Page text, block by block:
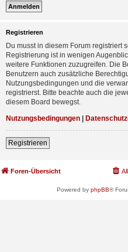
Registrieren
Du musst in diesem Forum registriert
Registrierung ist in wenigen
weitere Funktionen zuzugreifen. Die
Benutzern auch zusätzliche
Nutzungsbedingungen und die
registrierst. Bitte beachte auch die
diesem Board bewegst.
Nutzungsbedingungen |
Registrieren
Foren-Übersicht
Powered by phpBB®